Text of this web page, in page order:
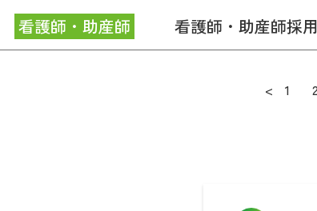
看護師・助産師 看護師・助産師採
< 1